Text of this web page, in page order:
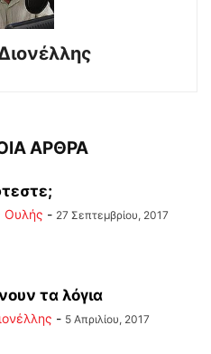
ΑΡΘΡΑ
Ουλής - 27 Σεπτεμβρίου, 2017
τα λόγια
- 5 Απριλίου, 2017